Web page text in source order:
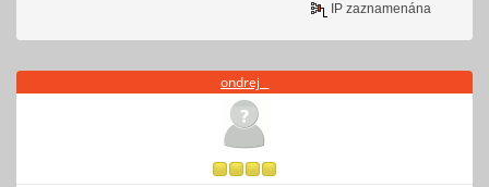
IP zaznamenána
ondrej _